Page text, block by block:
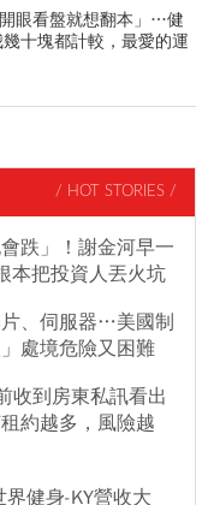
眼看盤就想翻本」…健
十塊都計較，最愛的運
/ HOT STORIES /
跌」！謝金河早一
本把投資人丟火坑
、伺服器…美國制
處境危險又困難
收到房東私訊看出
約越多，風險越
健身-KY營收大